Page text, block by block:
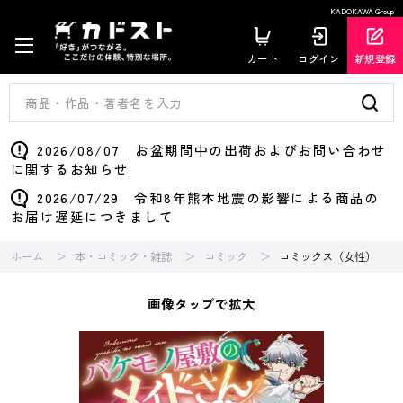
KADOKAWA Group
カート ログイン 新規登録
2026/08/07 お盆期間中の出荷およびお問い合わせ
に関するお知らせ
2026/07/29 令和8年熊本地震の影響による商品の
お届け遅延につきまして
ホーム 本・コミック・雑誌 コミック コミックス（女性）
画像タップで拡大